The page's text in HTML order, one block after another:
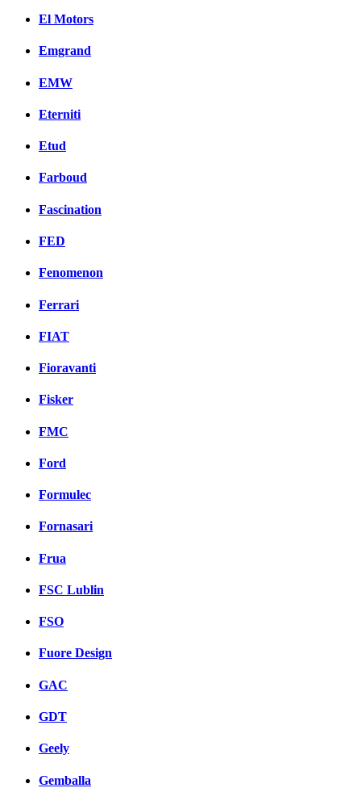
El Motors
Emgrand
EMW
Eterniti
Etud
Farboud
Fascination
FED
Fenomenon
Ferrari
FIAT
Fioravanti
Fisker
FMC
Ford
Formulec
Fornasari
Frua
FSC Lublin
FSO
Fuore Design
GAC
GDT
Geely
Gemballa